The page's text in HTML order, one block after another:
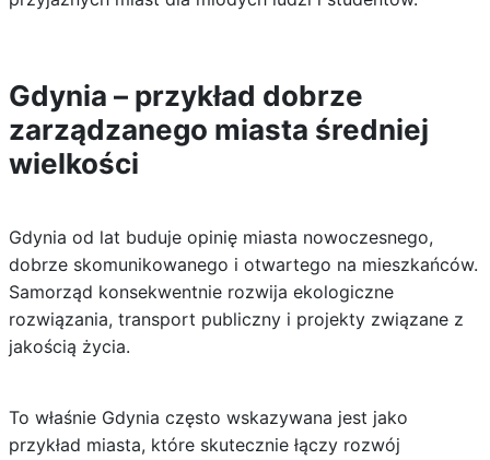
Gdynia – przykład dobrze
zarządzanego miasta średniej
wielkości
Gdynia od lat buduje opinię miasta nowoczesnego,
dobrze skomunikowanego i otwartego na mieszkańców.
Samorząd konsekwentnie rozwija ekologiczne
rozwiązania, transport publiczny i projekty związane z
jakością życia.
To właśnie Gdynia często wskazywana jest jako
przykład miasta, które skutecznie łączy rozwój